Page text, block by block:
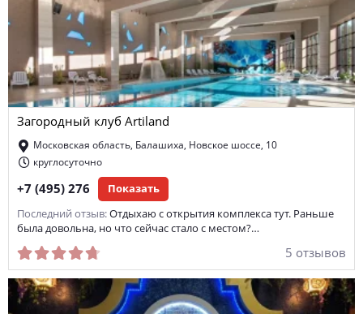
Загородный клуб Artiland
Московская область, Балашиха, Новское шоссе, 10
круглосуточно
+7 (495) 276 Показать
Последний отзыв: Отдыхаю с открытия комплекса тут. Раньше
была довольна, но что сейчас стало с местом?…
5 отзывов